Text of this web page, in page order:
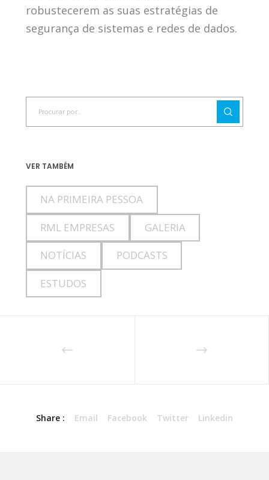
robustecerem as suas estratégias de
segurança de sistemas e redes de dados.
VER TAMBÉM
NA PRIMEIRA PESSOA
RML EMPRESAS GALERIA
NOTÍCIAS PODCASTS
ESTUDOS
Share : Email Facebook Twitter Linkedin